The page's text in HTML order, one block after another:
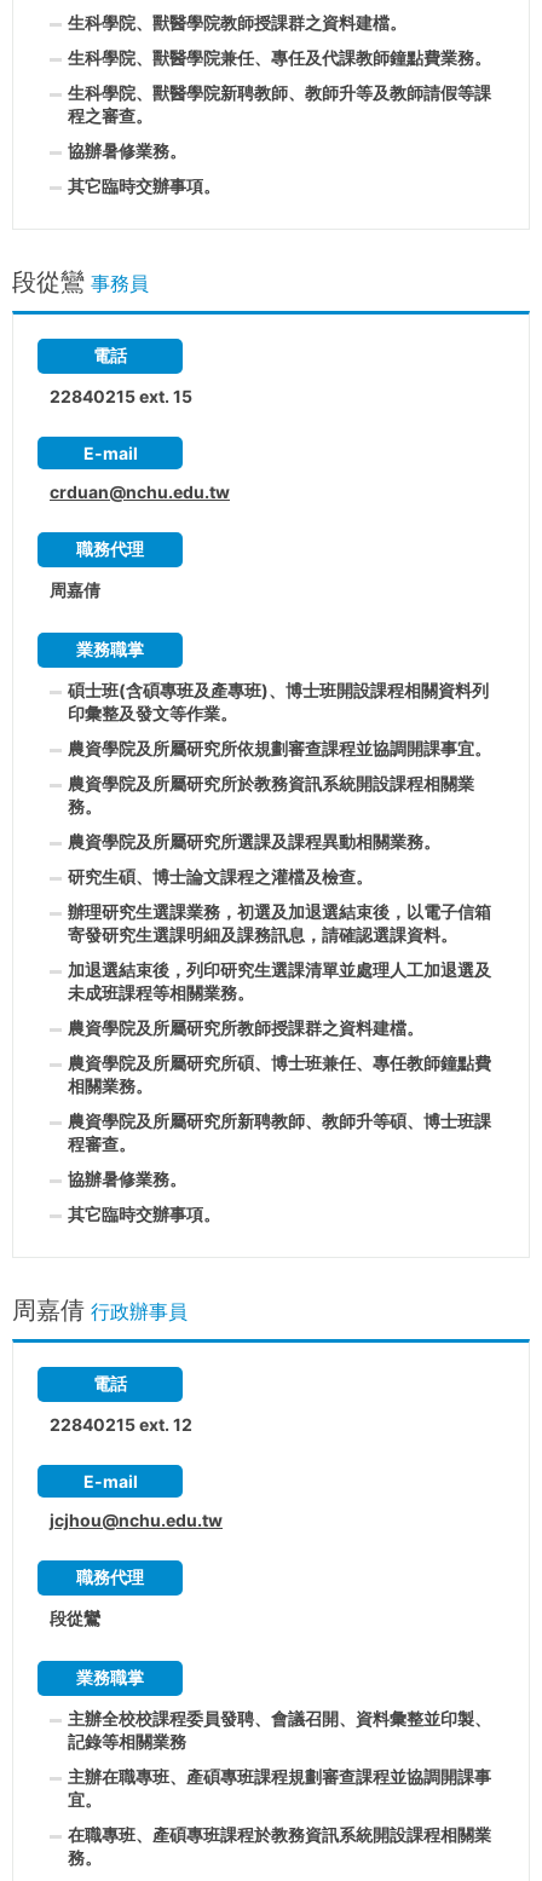
生科學院、獸醫學院教師授課群之資料建檔。
生科學院、獸醫學院兼任、專任及代課教師鐘點費業務。
生科學院、獸醫學院新聘教師、教師升等及教師請假等課
程之審查。
協辦暑修業務。
其它臨時交辦事項。
段從鸞 事務員
電話
22840215 ext. 15
E-mail
crduan@nchu.edu.tw
職務代理
周嘉倩
業務職掌
碩士班(含碩專班及產專班)、博士班開設課程相關資料列
印彙整及發文等作業。
農資學院及所屬研究所依規劃審查課程並協調開課事宜。
農資學院及所屬研究所於教務資訊系統開設課程相關業
務。
農資學院及所屬研究所選課及課程異動相關業務。
研究生碩、博士論文課程之灌檔及檢查。
辦理研究生選課業務，初選及加退選結束後，以電子信箱
寄發研究生選課明細及課務訊息，請確認選課資料。
加退選結束後，列印研究生選課清單並處理人工加退選及
未成班課程等相關業務。
農資學院及所屬研究所教師授課群之資料建檔。
農資學院及所屬研究所碩、博士班兼任、專任教師鐘點費
相關業務。
農資學院及所屬研究所新聘教師、教師升等碩、博士班課
程審查。
協辦暑修業務。
其它臨時交辦事項。
周嘉倩 行政辦事員
電話
22840215 ext. 12
E-mail
jcjhou@nchu.edu.tw
職務代理
段從鸞
業務職掌
主辦全校校課程委員發聘、會議召開、資料彙整並印製、
記錄等相關業務
主辦在職專班、產碩專班課程規劃審查課程並協調開課事
宜。
在職專班、產碩專班課程於教務資訊系統開設課程相關業
務。